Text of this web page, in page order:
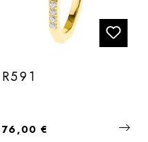
R591
Regulärer Preis:
76,00 €